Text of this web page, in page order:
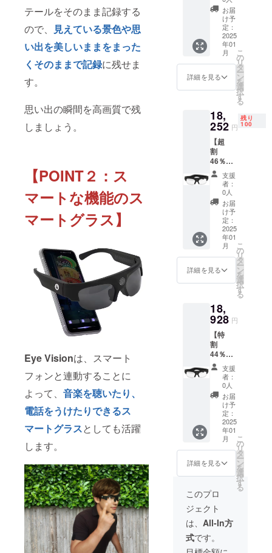
テールをそのまま記録する
ので、
見えている景色や思
い出を美しいままをまった
くそのままで記録に残せま
す。
思い出の瞬間を高画質で残
しましょう。
【POINT２：ス
マートな機能のス
マートグラス】
Eye Visionは、スマート
フォンと連動することに
よって、 音楽を聴いたり、
電話をうけたりできるス
マートグラスとしても活躍
します。
あって
も ご支
援いた
だいた
ごとに
リター
ンを発
送させ
限定70
Vision ×
［一般
販売予
定価格
33,800
円
48%OF
（税/送
料込
み） 金
額 :
17,576
円 【プ
ロジェ
クト期
間中で
あって
も ご支
援いた
だいた
ごとに
リター
ンを発
送させ
お届
け予
定：
2025
年01
月
詳細を見る
こ
の
リ
タ
ー
ン
を
選
択
す
る
18,
252 円
残り
100
【超
割
46％OF
F】Eye
Vision
1個
限定100
Vision ×
［一般
販売予
定価格
33,800
円
46%OF
（税/送
料込
み） 金
額 :
18,252
円 【プ
ロジェ
クト期
間中で
あって
も ご支
援いた
だいた
ごとに
リター
ンを発
送させ
す】
支援
者：
0人
お届
け予
定：
2025
年01
月
詳細を見る
こ
の
リ
タ
ー
ン
を
選
択
す
る
18,
928 円
【特
割
44％OF
F】Eye
Vision
1個
Eye
Vision ×
［一般
販売予
定価格
33,800
円
44%OF
F］
（税/送
料込
み） 金
額 :
18,928
円 【プ
ロジェ
支援
者：
0人
お届
け予
定：
2025
年01
月
詳細を見る
こ
の
リ
タ
ー
ン
を
選
択
す
る
このプロ
ジェクト
は、 All-In方
式です。